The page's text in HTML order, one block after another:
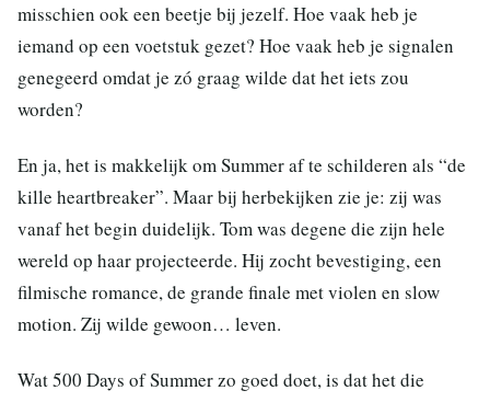
misschien ook een beetje bij jezelf. Hoe vaak heb je
iemand op een voetstuk gezet? Hoe vaak heb je signalen
genegeerd omdat je zó graag wilde dat het iets zou
worden?
En ja, het is makkelijk om Summer af te schilderen als “de
kille heartbreaker”. Maar bij herbekijken zie je: zij was
vanaf het begin duidelijk. Tom was degene die zijn hele
wereld op haar projecteerde. Hij zocht bevestiging, een
filmische romance, de grande finale met violen en slow
motion. Zij wilde gewoon… leven.
Wat 500 Days of Summer zo goed doet, is dat het die